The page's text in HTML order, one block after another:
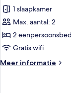
Twin
kamer,
uitzicht
op
laden
1 slaapkamer
Max. aantal: 2
2
Gratis wifi
Meer informatie
Meer